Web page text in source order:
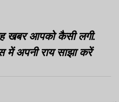
खबर आपको कैसी लगी.
में अपनी राय साझा करें